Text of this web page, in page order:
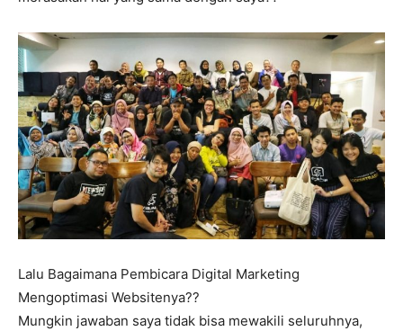
Lalu Bagaimana Pembicara Digital Marketing
Mengoptimasi Websitenya??
Mungkin jawaban saya tidak bisa mewakili seluruhnya,